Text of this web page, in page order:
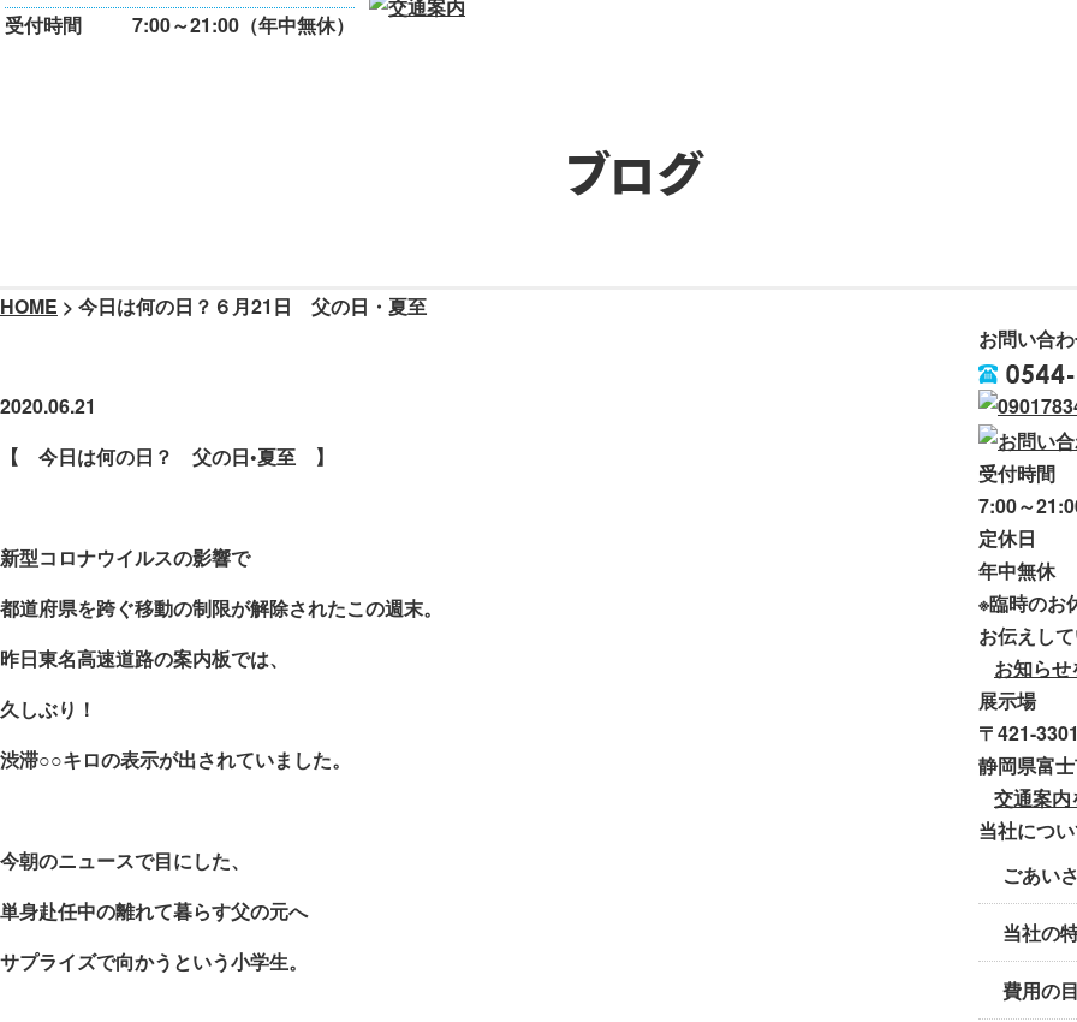
受付時間 7:00～21:00（年中無休）
ブログ
HOME > 今日は何の日？６月21日 父の日・夏至
2020.06.21
【 今日は何の日？ 父の日•夏至 】
新型コロナウイルスの影響で
都道府県を跨ぐ移動の制限が解除されたこの週末。
昨日東名高速道路の案内板では、
久しぶり！
渋滞○○キロの表示が出されていました。
今朝のニュースで目にした、
単身赴任中の離れて暮らす父の元へ
サプライズで向かうという小学生。
お問い合
受付時間
7:00～
定休日
年中無休
※臨時のお
お伝えし
お知ら
展示場
〒421-
静岡県富
交通案内
当社につ
ごあい
当社の
費用の